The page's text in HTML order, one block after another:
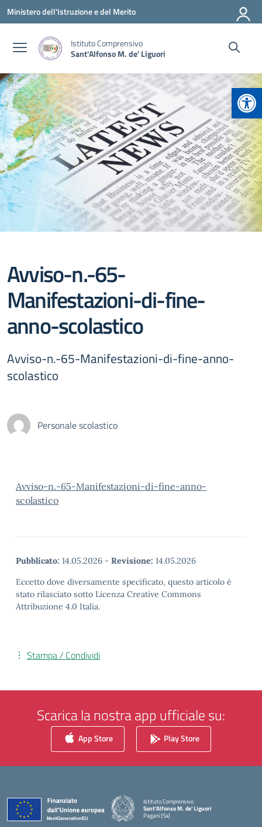
Vai ai contenuti
Vai al menu di navigazione
Vai al footer
Ministero dell'Istruzione e del Merito
Istituto Comprensivo
Sant'Alfonso M. de' Liguori
Avviso-n.-65-
Manifestazioni-di-fine-
anno-scolastico
Avviso-n.-65-Manifestazioni-di-fine-anno-
scolastico
Personale scolastico
Avviso-n.-65-Manifestazioni-di-fine-anno-
scolastico
Pubblicato: 14.05.2026 - Revisione: 14.05.2026
Eccetto dove diversamente specificato, questo articolo è
stato rilasciato sotto Licenza Creative Commons
Attribuzione 4.0 Italia.
Stampa / Condividi
Scarica la nostra app ufficiale su:
App Store Play Store
Istituto Comprensivo
Sant'Alfonso M. de' Liguori
Pagani (Sa)
— Visita la pagina iniziale della scuola